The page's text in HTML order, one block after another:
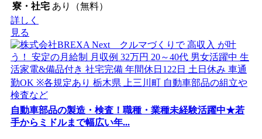
寮・社宅 あり（無料）
詳しく
見る
自動車部品の製造・検査！職種・業種未経験活躍中★若
手からミドルまで幅広い年...